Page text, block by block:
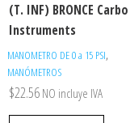
(T. INF) BRONCE Carbo
Instruments
MANOMETRO DE 0 a 15 PSI,
MANÓMETROS
$22.56 NO incluye IVA